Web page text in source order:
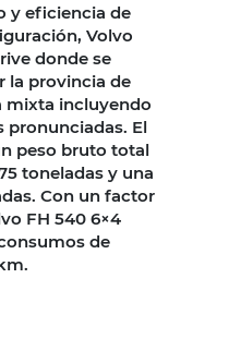
y eficiencia de
Volvo
donde se
la provincia de
mixta incluyendo
pronunciadas. El
peso bruto total
toneladas y una
Con un factor
FH 540 6×4
de